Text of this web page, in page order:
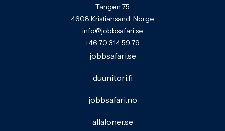
Tangen 75
4608 Kristiansand, Norge
info@jobbsafari.se
+46 70 314 59 79
jobbsafari.se
duunitori.fi
jobbsafari.no
allaloner.se